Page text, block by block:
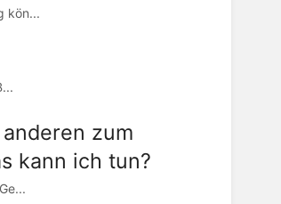
kön...
zum
kann ich tun?